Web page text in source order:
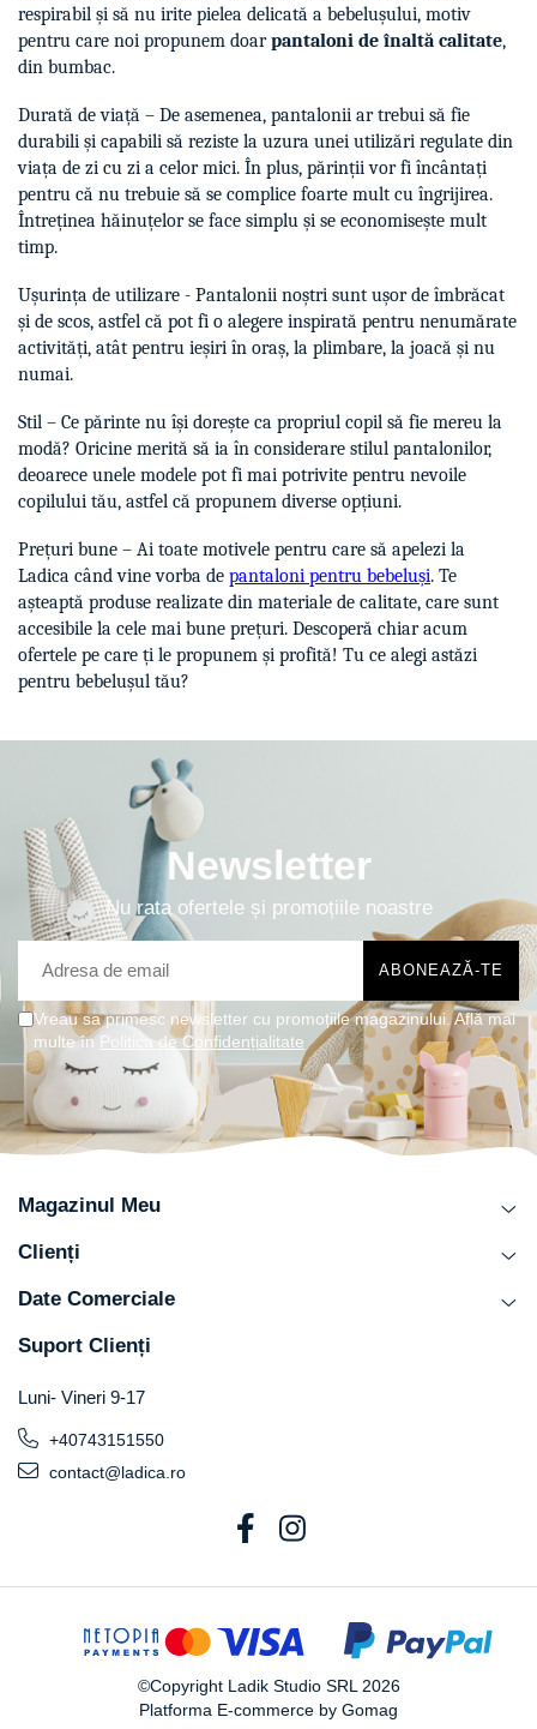
respirabil și să nu irite pielea delicată a bebelușului, motiv
pentru care noi propunem doarpantaloni de înaltă calitate,
din bumbac.
Durată de viață – De asemenea, pantalonii ar trebui să fie
durabili și capabili să reziste la uzura unei utilizări regulate din
viața de zi cu zi a celor mici. În plus, părinții vor fi încântați
pentru că nu trebuie să se complice foarte mult cu îngrijirea.
Întreținea hăinuțelor se face simplu și se economisește mult
timp.
Ușurința de utilizare - Pantalonii noștri sunt ușor de îmbrăcat
și de scos, astfel că pot fi o alegere inspirată pentru nenumărate
activități, atât pentru ieșiri în oraș, la plimbare, la joacă și nu
numai.
Stil – Ce părinte nu își dorește ca propriul copil să fie mereu la
modă? Oricine merită să ia în considerare stilul pantalonilor,
deoarece unele modele pot fi mai potrivite pentru nevoile
copilului tău, astfel că propunem diverse opțiuni.
Prețuri bune – Ai toate motivele pentru care să apelezi la
Ladica când vine vorba de pantaloni pentru bebeluși. Te
așteaptă produse realizate din materiale de calitate, care sunt
accesibile la cele mai bune prețuri. Descoperă chiar acum
ofertele pe care ți le propunem și profită! Tu ce alegi astăzi
pentru bebelușul tău?
Newsletter
Nu rata ofertele și promoțiile noastre
Vreau sa primesc newsletter cu promoțiile magazinului. Află mai
multe în Politica de Confidențialitate
Magazinul Meu
Clienți
Date Comerciale
Suport Clienți
Luni- Vineri 9-17
+40743151550
contact@ladica.ro
©Copyright Ladik Studio SRL 2026
Platforma E-commerce by Gomag